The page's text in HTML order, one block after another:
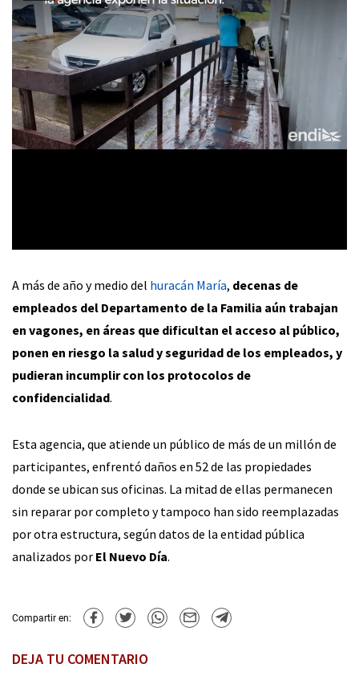
A más de año y medio del huracán María, decenas de
empleados del Departamento de la Familia aún trabajan
en vagones, en áreas que dificultan el acceso al público,
ponen en riesgo la salud y seguridad de los empleados, y
pudieran incumplir con los protocolos de
confidencialidad.
Esta agencia, que atiende un público de más de un millón de
participantes, enfrentó daños en 52 de las propiedades
donde se ubican sus oficinas. La mitad de ellas permanecen
sin reparar por completo y tampoco han sido reemplazadas
por otra estructura, según datos de la entidad pública
analizados por El Nuevo Día.
Compartir en:
DEJA TU COMENTARIO